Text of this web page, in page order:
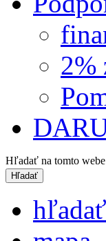
2%
Hľadať na tomto
hľadať